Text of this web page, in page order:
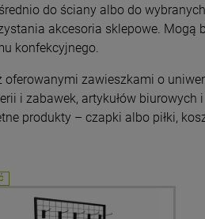
do ściany albo do
akcesoria sklepowe. Mogą
konfekcyjnego.
oferowanymi zawieszkami o
i zabawek, artykułów biurowych
produkty – czapki albo piłki,